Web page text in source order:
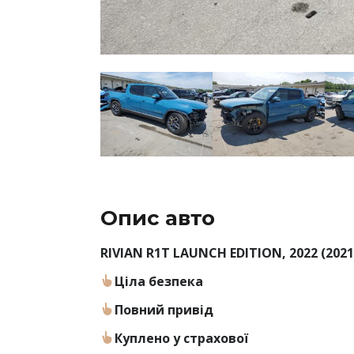
Опис авто
RIVIAN R1T LAUNCH EDITION, 2022
Ціла безпека
Повний привід
Куплено у страхової